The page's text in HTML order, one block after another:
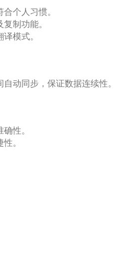
个人习惯。
制功能。
模式。
动同步，保证数据连续性。
性。
。